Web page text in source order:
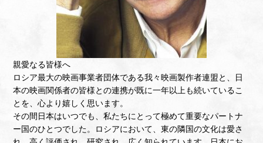
2020.10.30 イベント情報を更新しました。声優・上坂す
みれさん、手塚プロダクション取締役・手塚るみ子さんが
J-ANIME MEETINGのゲストに決定！
2020.10.30 日本人インターン生イベントの裏側語るラジ
オ『【J-ANIME MEETING in Russia】 インターン生の控え
室』を配信します（日本語）。ぜひご視聴ください。詳し
くはこちら
2020.08.14J-Anime Meeting in Russiaのオンライン開催
親愛なる皆様へ
ロシア最大の映画事業者団体である我々映画製作者連盟と、日
本の映画関係者の皆様との連携が既に一年以上も続いているこ
とを、心より嬉しく思います。
その間日本はいつでも、私たちにとって極めて重要なパートナ
ー国のひとつでした。ロシアにおいて、東の隣国の文化は愛さ